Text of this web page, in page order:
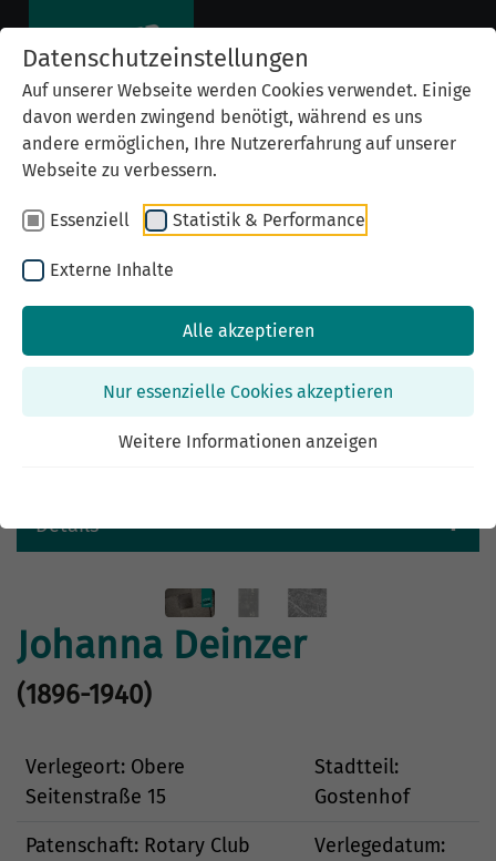
Datenschutzeinstellungen
Auf unserer Webseite werden Cookies verwendet. Einige
davon werden zwingend benötigt, während es uns
andere ermöglichen, Ihre Nutzererfahrung auf unserer
Webseite zu verbessern.
Essenziell Statistik & Performance
Externe Inhalte
Alle akzeptieren
Nur essenzielle Cookies akzeptieren
Weitere Informationen anzeigen
Details
Previous
Johanna Deinzer
(1896-1940)
Verlegeort: Obere
Seitenstraße 15
Stadtteil:
Gostenhof
Patenschaft: Rotary Club
Verlegedatum: